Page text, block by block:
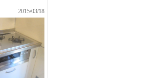
2015/03/18